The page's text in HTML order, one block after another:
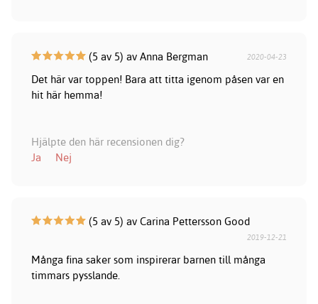
(5 av 5) av Anna Bergman 2020-04-23
Det här var toppen! Bara att titta igenom påsen var en
hit här hemma!
Hjälpte den här recensionen dig?
Ja
Nej
(5 av 5) av Carina Pettersson Good
2019-12-21
Många fina saker som inspirerar barnen till många
timmars pysslande.